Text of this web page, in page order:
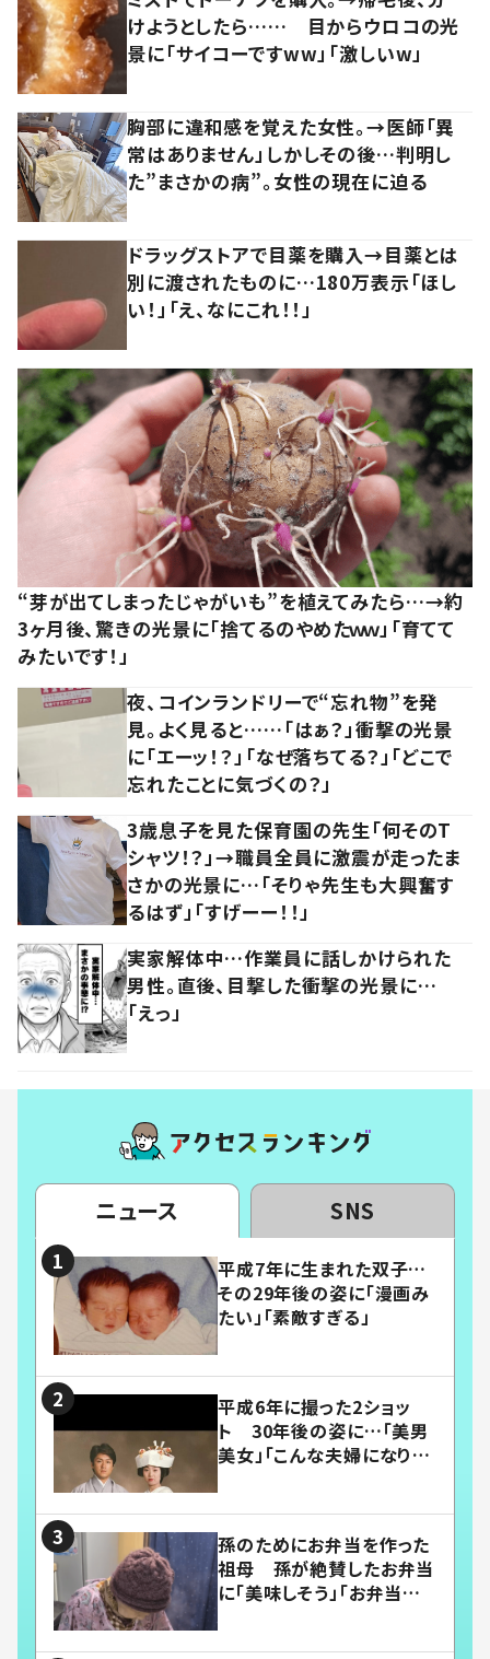
けようとしたら…… 目からウロコの光
景に「サイコーですww」「激しいw」
胸部に違和感を覚えた女性。→医師「異
常はありません」しかしその後…判明し
た”まさかの病”。女性の現在に迫る
ドラッグストアで目薬を購入→目薬とは
別に渡されたものに…180万表示「ほし
い！」「え、なにこれ！！」
“芽が出てしまったじゃがいも”を植えてみたら…→約
3ヶ月後、驚きの光景に「捨てるのやめたｗｗ」「育てて
みたいです！」
夜、コインランドリーで“忘れ物”を発
見。よく見ると……「はぁ？」衝撃の光景
に「エーッ！？」「なぜ落ちてる？」「どこで
忘れたことに気づくの？」
3歳息子を見た保育園の先生「何そのT
シャツ！？」→職員全員に激震が走ったま
さかの光景に…「そりゃ先生も大興奮す
るはず」「すげーー！！」
実家解体中…作業員に話しかけられた
男性。直後、目撃した衝撃の光景に…
「えっ」
ニュース SNS
平成7年に生まれた双子…
その29年後の姿に「漫画み
たい」「素敵すぎる」
平成6年に撮った2ショッ
ト 30年後の姿に…「美男
美女」「こんな夫婦になりた
孫のためにお弁当を作った
祖母 孫が絶賛したお弁当
に「美味しそう」「お弁当すご